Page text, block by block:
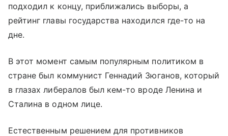
подходил к концу, приближались выборы, а
рейтинг главы государства находился где-то на
дне.
В этот момент самым популярным политиком в
стране был коммунист Геннадий Зюганов, который
в глазах либералов был кем-то вроде Ленина и
Сталина в одном лице.
Естественным решением для противников